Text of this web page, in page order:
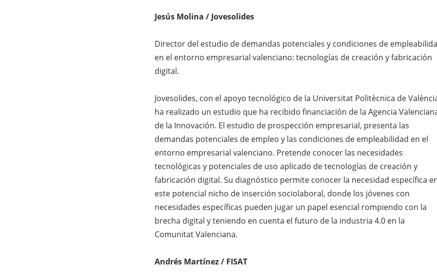
Jesús Molina / Jovesolides
Director del estudio de demandas potenciales y condiciones de
en el entorno empresarial valenciano: tecnologías de creación y fabricación
digital.
Jovesolides, con el apoyo tecnológico de la Universitat Politècnica de
ha realizado un estudio que ha recibido financiación de la Agencia
de la Innovación. El estudio de prospección empresarial, presenta las
demandas potenciales de empleo y las condiciones de empleabilidad en el
entorno empresarial valenciano. Pretende conocer las necesidades
tecnológicas y potenciales de uso aplicado de tecnologías de creación y
fabricación digital. Su diagnóstico permite conocer la necesidad específica
este potencial nicho de inserción sociolaboral, donde los jóvenes con
necesidades específicas pueden jugar un papel esencial rompiendo con la
brecha digital y teniendo en cuenta el futuro de la industria 4.0 en la
Comunitat Valenciana.
Andrés Martínez / FISAT